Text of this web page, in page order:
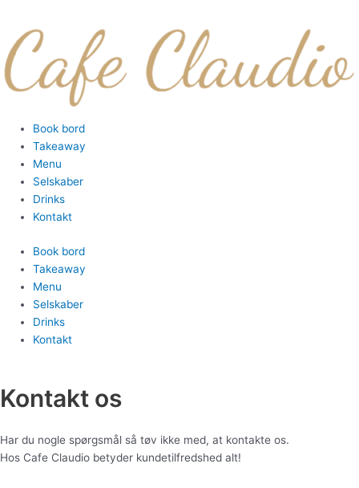
indholdet
Book bord
Takeaway
Menu
Selskaber
Drinks
Kontakt
Menu
Book bord
Takeaway
Menu
Selskaber
Drinks
Kontakt
Kontakt os
Har du nogle spørgsmål så tøv ikke med, at kontakte os.
Hos Cafe Claudio betyder kundetilfredshed alt!